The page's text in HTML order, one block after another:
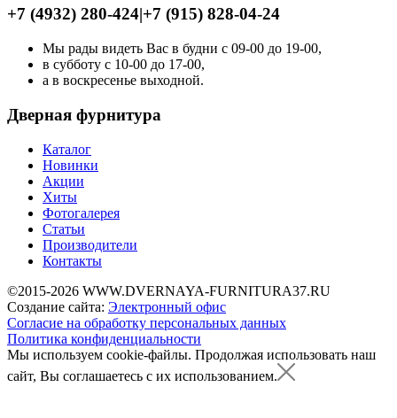
+7 (4932) 280-424|+7 (915) 828-04-24
Мы рады видеть Вас в будни с 09-00 до 19-00,
в субботу с 10-00 до 17-00,
а в воскресенье выходной.
Дверная фурнитура
Каталог
Новинки
Акции
Хиты
Фотогалерея
Статьи
Производители
Контакты
©2015-2026 WWW.DVERNAYA-FURNITURA37.RU
Создание сайта: Электронный офис
Согласие на обработку персональных данных
Политика конфиденциальности
Мы используем cookie-файлы. Продолжая использовать наш
сайт, Вы соглашаетесь с их использованием.